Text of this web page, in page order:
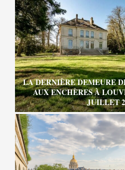
LA DERNIÈRE DEMEURE
AUX ENCHÈRES À
JUILLET